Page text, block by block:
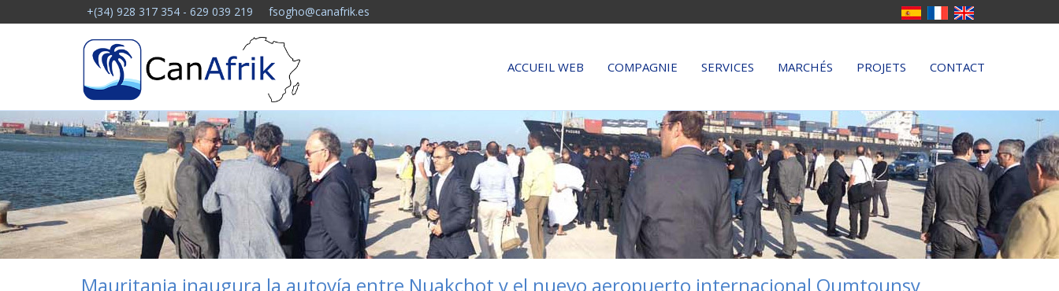
Notice: Undefined offset: -1 in /homepages/41/d599293751/htdocs/canafrik/funciones.php on line 11
+(34) 928 317 354 - 629 039 219 fsogho@canafrik.es
ACCUEIL WEB COMPAGNIE SERVICES MARCHÉS PROJETS CONTACT
Mauritania inaugura la autovía entre Nuakchot y el nuevo aeropuerto internacional Oumtounsy